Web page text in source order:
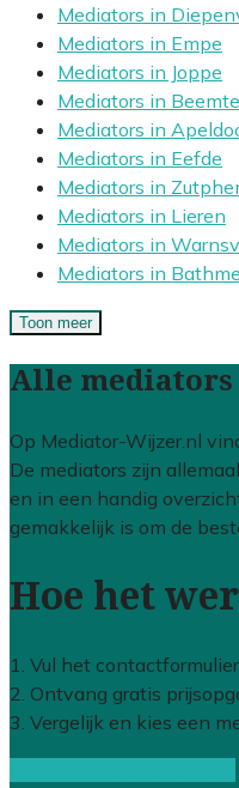
Mediators in
Mediators in Empe
Mediators in Joppe
Mediators in
Mediators in
Mediators in Eefde
Mediators in
Mediators in Lieren
Mediators in
Mediators in
Toon meer
Alle
Op Mediator-Wijzer.nl
De mediators zijn
en in een handig
gemakkelijk is om de
Hoe het
1. Vul het
2. Ontvang gratis
3. Vergelijk en kies een